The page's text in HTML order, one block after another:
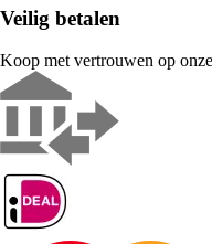
Veilig betalen
Koop met vertrouwen op